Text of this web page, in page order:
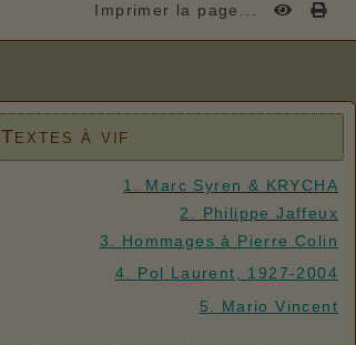
Imprimer la page...
Textes à vif
1. Marc Syren & KRYCHA
2. Philippe Jaffeux
3. Hommages à Pierre Colin
4. Pol Laurent, 1927-2004
5. Mario Vincent